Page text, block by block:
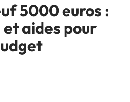
5000 euros :
aides pour